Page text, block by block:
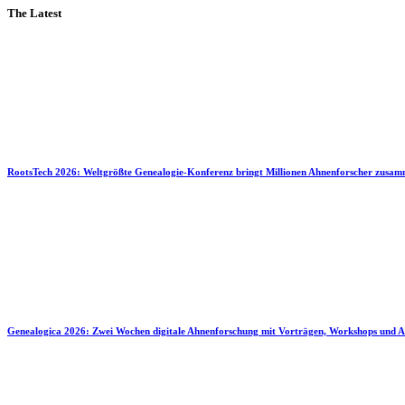
The Latest
RootsTech 2026: Weltgrößte Genealogie-Konferenz bringt Millionen Ahnenforscher
Genealogica 2026: Zwei Wochen digitale Ahnenforschung mit Vorträgen, Workshops und